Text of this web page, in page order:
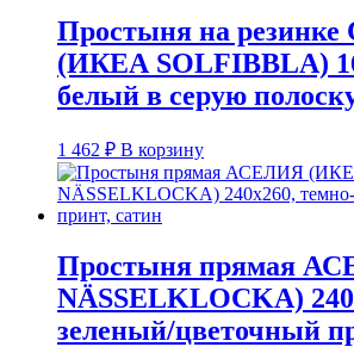
Простыня на
(ИКЕА SOLFIBBLA)
белый в серую
1 462 ₽ В корзину
Простыня прямая
NÄSSELKLOCKA)
зеленый/цветочный